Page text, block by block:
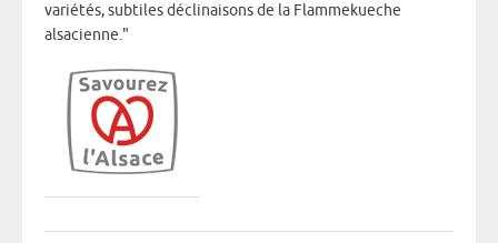
variétés, subtiles déclinaisons de la Flammekueche
alsacienne."